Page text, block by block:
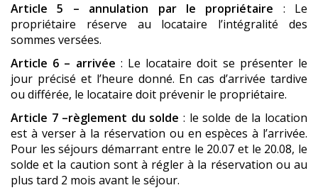
Article 5 – annulation par le propriétaire : Le
propriétaire réserve au locataire l’intégralité des
sommes versées.
Article 6 – arrivée : Le locataire doit se présenter le
jour précisé et l’heure donné. En cas d’arrivée tardive
ou différée, le locataire doit prévenir le propriétaire.
Article 7 –règlement du solde : le solde de la location
est à verser à la réservation ou en espèces à l’arrivée.
Pour les séjours démarrant entre le 20.07 et le 20.08, le
solde et la caution sont à régler à la réservation ou au
plus tard 2 mois avant le séjour.